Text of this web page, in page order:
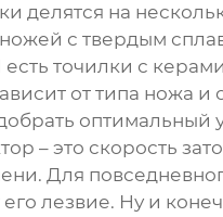
делятся на
с твердым
есть точилки с
от типа ножа и
оптимальный
– это скорость
Для
лезвие. Ну и